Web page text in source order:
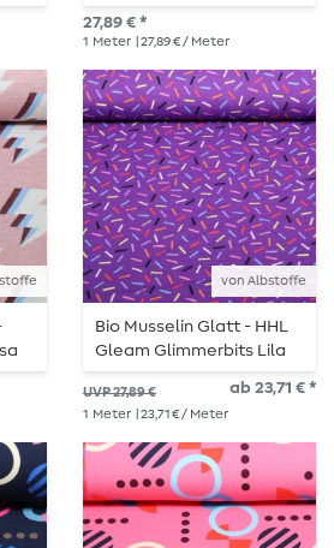
Orange
27,89 € *
1 Meter | 27,89 € / Meter
von Albstoffe
Bio Musselin Glatt - HHL
Gleam Glimmerbits Lila
UVP 27,89 € ab 23,71 € *
1 Meter | 23,71 € / Meter